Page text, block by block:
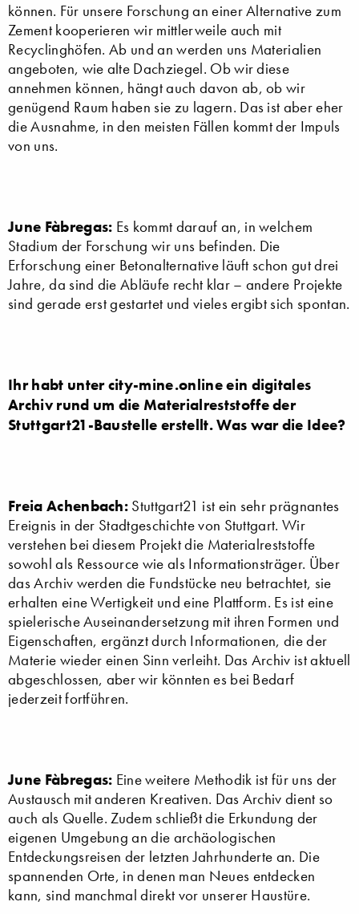
können. Für unsere Forschung an einer Alternative zum
Zement kooperieren wir mittlerweile auch mit
Recyclinghöfen. Ab und an werden uns Materialien
angeboten, wie alte Dachziegel. Ob wir diese
annehmen können, hängt auch davon ab, ob wir
genügend Raum haben sie zu lagern. Das ist aber eher
die Ausnahme, in den meisten Fällen kommt der Impuls
von uns.
June Fàbregas: Es kommt darauf an, in welchem
Stadium der Forschung wir uns befinden. Die
Erforschung einer Betonalternative läuft schon gut drei
Jahre, da sind die Abläufe recht klar – andere Projekte
sind gerade erst gestartet und vieles ergibt sich spontan.
Ihr habt untercity-mine.online ein digitales
Archiv rund um die Materialreststoffe der
Stuttgart21-Baustelle erstellt. Was war die Idee?
Freia Achenbach: Stuttgart21 ist ein sehr prägnantes
Ereignis in der Stadtgeschichte von Stuttgart. Wir
verstehen bei diesem Projekt die Materialreststoffe
sowohl als Ressource wie als Informationsträger. Über
das Archiv werden die Fundstücke neu betrachtet, sie
erhalten eine Wertigkeit und eine Plattform. Es ist eine
spielerische Auseinandersetzung mit ihren Formen und
Eigenschaften, ergänzt durch Informationen, die der
Materie wieder einen Sinn verleiht. Das Archiv ist aktuell
abgeschlossen, aber wir könnten es bei Bedarf
jederzeit fortführen.
June Fàbregas: Eine weitere Methodik ist für uns der
Austausch mit anderen Kreativen. Das Archiv dient so
auch als Quelle. Zudem schließt die Erkundung der
eigenen Umgebung an die archäologischen
Entdeckungsreisen der letzten Jahrhunderte an. Die
spannenden Orte, in denen man Neues entdecken
kann, sind manchmal direkt vor unserer Haustüre.